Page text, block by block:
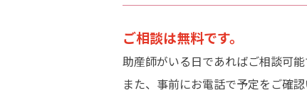
ご相談は無料です。
助産師がいる日であればご相談可能
また、事前にお電話で予定をご確